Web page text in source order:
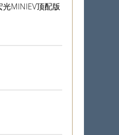
MINIEV顶配版